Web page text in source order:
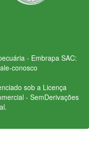
- Embrapa SAC:
conosco
sob a Licença
- SemDerivações